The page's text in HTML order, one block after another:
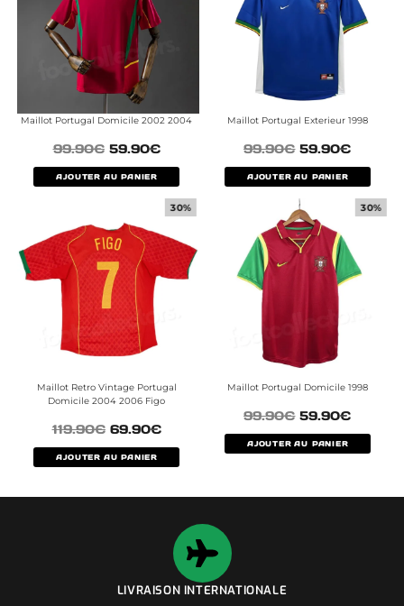
Maillot Portugal Domicile 2002 2004
99.90€ 59.90€
AJOUTER AU PANIER
Maillot Portugal Exterieur 1998
99.90€ 59.90€
AJOUTER AU PANIER
30%
Maillot Retro Vintage Portugal
Domicile 2004 2006 Figo
119.90€ 69.90€
AJOUTER AU PANIER
30%
Maillot Portugal Domicile 1998
99.90€ 59.90€
AJOUTER AU PANIER
LIVRAISON INTERNATIONALE